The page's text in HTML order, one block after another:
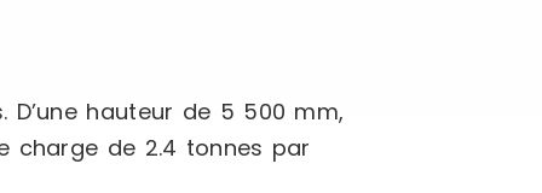
hauteur de 5 500 mm,
charge de 2.4 tonnes par